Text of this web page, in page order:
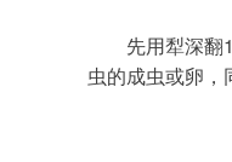
虫的成虫或卵，